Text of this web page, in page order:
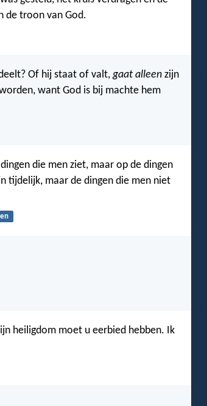
de troon van God.
Of hij staat of valt, gaat alleen zijn
want God is bij machte hem
die men ziet, maar op de dingen
tijdelijk, maar de dingen die men niet
heiligdom moet u eerbied hebben. Ik